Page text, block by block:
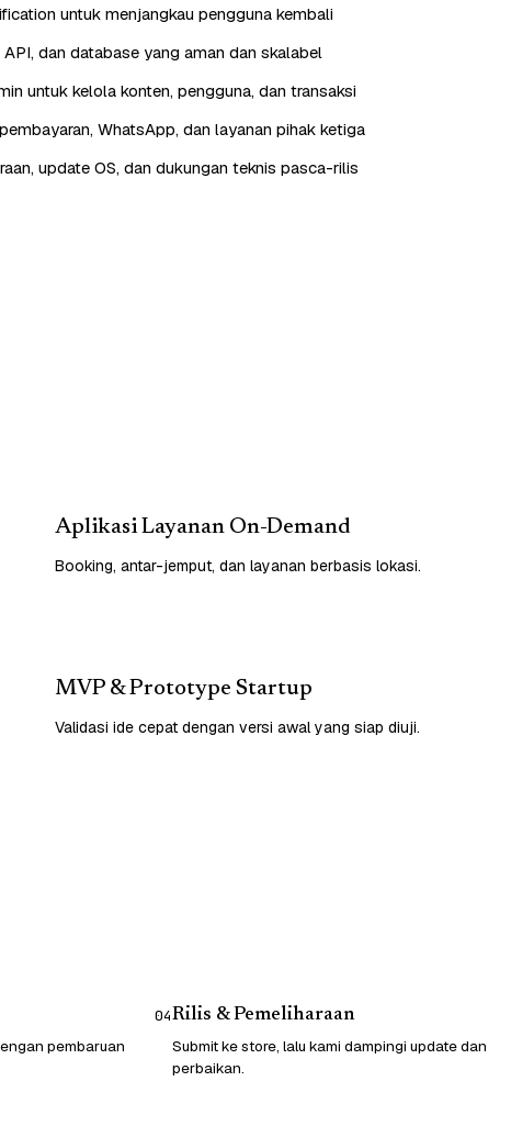
untuk menjangkau pengguna kembali
API, dan database yang aman dan skalabel
untuk kelola konten, pengguna, dan transaksi
WhatsApp, dan layanan pihak ketiga
update OS, dan dukungan teknis pasca-rilis
Aplikasi Layanan On-Demand
Booking, antar-jemput, dan layanan berbasis lokasi.
MVP & Prototype Startup
Validasi ide cepat dengan versi awal yang siap diuji.
pembaruan
04Rilis & Pemeliharaan
Submit ke store, lalu kami dampingi update dan
perbaikan.